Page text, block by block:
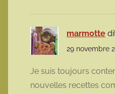
marmotte
29 novembre
Je suis toujours
nouvelles recettes